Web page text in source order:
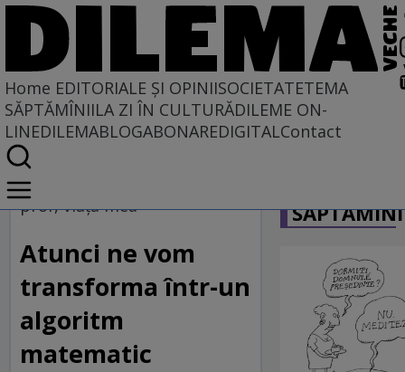
Home EDITORIALE ȘI OPINIISOCIETATETEMA
SĂPTĂMÎNIILA ZI ÎN CULTURĂDILEME ON-
LINEDILEMABLOGABONAREDIGITALContact
Home
EDITORIALE ȘI OPINII
PE CE LUME TRĂIM
prof, viața mea
Atunci ne vom
transforma într-un
algoritm
matematic